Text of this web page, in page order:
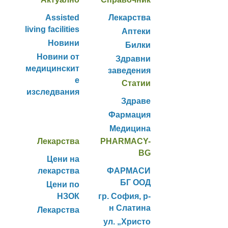
Assisted
living facilities
Новини
Новини от
медицинскит
е
изследвания
Лекарства
Аптеки
Билки
Здравни
заведения
Статии
Здраве
Фармация
Медицина
Лекарства
Цени на
лекарства
Цени по
НЗОК
Лекарства
PHARMACY-
BG
ФАРМАСИ
БГ ООД
гр. София, р-
н Слатина
ул. „Христо